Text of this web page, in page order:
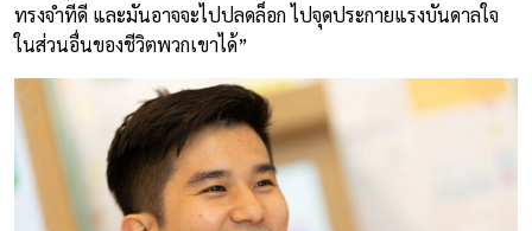
ทรงจำทีดี และมันอาจจะไปปลดล็อก ไปจุดประกายแรงบันดาลใจ
ในส่วนอื่นของชีวิตพวกเขาได้”